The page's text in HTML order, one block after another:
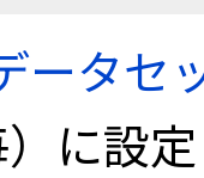
ータセ
に設